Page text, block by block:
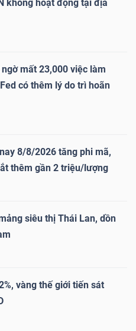
không hoạt động tại địa
mất 23,000 việc làm
có thêm lý do trì hoãn
8/8/2026 tăng phi mã,
thêm gần 2 triệu/lượng
siêu thị Thái Lan, dồn
vàng thế giới tiến sát